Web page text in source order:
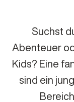
Suchst
Abenteuer
Kids? Eine
sind ein